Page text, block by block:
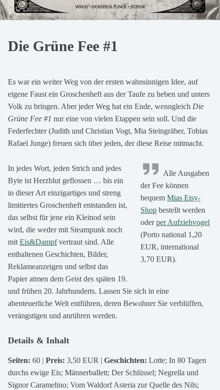
Die Grüne Fee #1
Es war ein weiter Weg von der ersten wahnsinnigen Idee, auf
eigene Faust ein Groschenheft aus der Taufe zu heben und unters
Volk zu bringen. Aber jeder Weg hat ein Ende, wenngleich Die
Grüne Fee #1 nur eine von vielen Etappen sein soll. Und die
Federfechter (Judith und Christian Vogt, Mia Steingräber, Tobias
Rafael Junge) freuen sich über jeden, der diese Reise mitmacht.
Alle Ausgaben
der Fee können
bequemMias Etsy-
Shop bestellt werden
oderper Aufziehvogel
(Porto national 1,20
EUR, international
3,70 EUR).
In jedes Wort, jeden Strich und jedes
Byte ist Herzblut geflossen … bis ein
in dieser Art einzigartiges und streng
limitiertes Groschenheft entstanden ist,
das selbst für jene ein Kleinod sein
wird, die weder mit Steampunk noch
mit Eis&Dampfvertraut sind. Alle
enthaltenen Geschichten, Bilder,
Reklameanzeigen und selbst das
Papier atmen dem Geist des späten 19.
und frühen 20. Jahrhunderts. Lassen Sie sich in eine
abenteuerliche Welt entführen, deren Bewohner Sie verblüffen,
verängstigen und anrühren werden.
Details & Inhalt
Seiten: 60 | Preis: 3,50 EUR | Geschichten: Lotte; In 80 Tagen
durchs ewige Eis; Männerballett; Der Schlüssel; Negrella und
Signor Caramelino; Vom Waldorf Asteria zur Quelle des Nils;